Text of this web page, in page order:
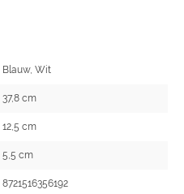
Blauw, Wit
37,8 cm
12,5 cm
5,5 cm
8721516356192